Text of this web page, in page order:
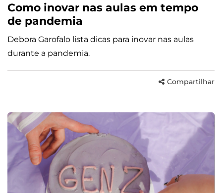
Como inovar nas aulas em tempo
de pandemia
Debora Garofalo lista dicas para inovar nas aulas
durante a pandemia.
Compartilhar